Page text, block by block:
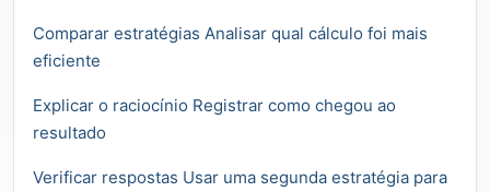
Comparar estratégias Analisar qual cálculo foi mais
eficiente
Explicar o raciocínio Registrar como chegou ao
resultado
Verificar respostas Usar uma segunda estratégia para